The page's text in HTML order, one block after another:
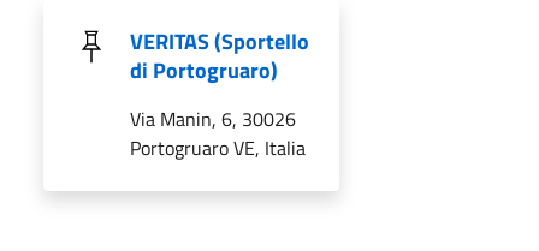
VERITAS (Sportello
di Portogruaro)
Via Manin, 6, 30026
Portogruaro VE, Italia